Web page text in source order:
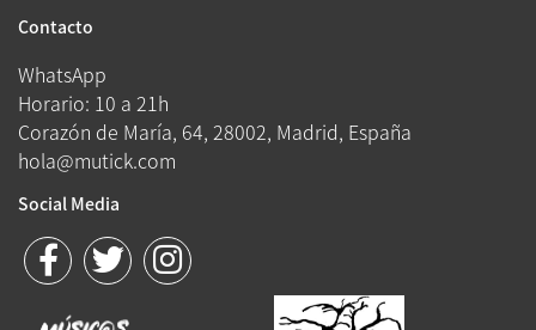
Contacto
WhatsApp
Horario: 10 a 21h
Corazón de María, 64, 28002, Madrid, España
hola@mutick.com
Social Media